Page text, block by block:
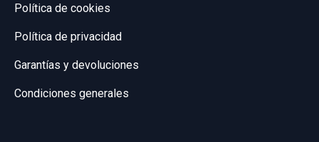
Política de cookies
Política de privacidad
Garantías y devoluciones
Condiciones generales